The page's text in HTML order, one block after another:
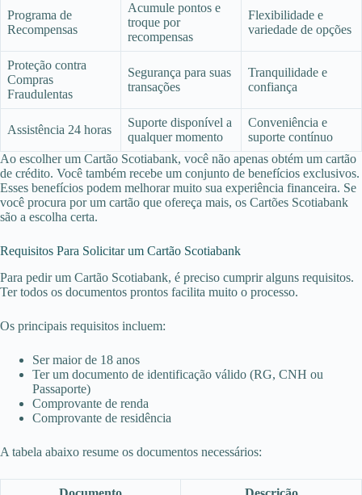
Programa de
Recompensas
Acumule pontos e
troque por
recompensas
Flexibilidade e
variedade de opções
Proteção contra
Compras
Fraudulentas
Segurança para suas
transações
Tranquilidade e
confiança
Assistência 24 horas
Suporte disponível a
qualquer momento
Conveniência e
suporte contínuo
Ao escolher um Cartão Scotiabank, você não apenas obtém um cartão
de crédito. Você também recebe um conjunto de benefícios exclusivos.
Esses benefícios podem melhorar muito sua experiência financeira. Se
você procura por um cartão que ofereça mais, os Cartões Scotiabank
são a escolha certa.
Requisitos Para Solicitar um Cartão Scotiabank
Para pedir um Cartão Scotiabank, é preciso cumprir alguns requisitos.
Ter todos os documentos prontos facilita muito o processo.
Os principais requisitos incluem:
Ser maior de 18 anos
Ter um documento de identificação válido (RG, CNH ou
Passaporte)
Comprovante de renda
Comprovante de residência
A tabela abaixo resume os documentos necessários: